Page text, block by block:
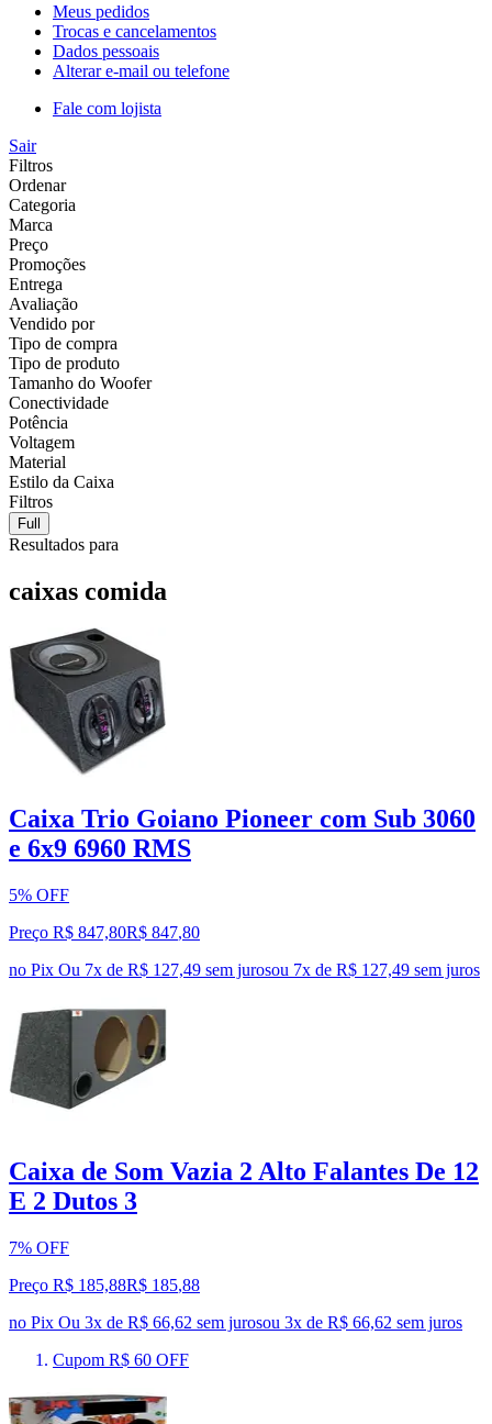
Meus pedidos
Trocas e cancelamentos
Dados pessoais
Alterar e-mail ou telefone
Fale com lojista
Sair
Filtros
Ordenar
Categoria
Marca
Preço
Promoções
Entrega
Avaliação
Vendido por
Tipo de compra
Tipo de produto
Tamanho do Woofer
Conectividade
Potência
Voltagem
Material
Estilo da Caixa
Filtros
Full
Resultados para
caixas comida
Caixa Trio Goiano Pioneer com Sub 3060
e 6x9 6960 RMS
5% OFF
Preço R$ 847,80R$ 847,80
no Pix Ou 7x de R$ 127,49 sem jurosou 7x de R$ 127,49 sem juros
Caixa de Som Vazia 2 Alto Falantes De 12
E 2 Dutos 3
7% OFF
Preço R$ 185,88R$ 185,88
no Pix Ou 3x de R$ 66,62 sem jurosou 3x de R$ 66,62 sem juros
Cupom R$ 60 OFF